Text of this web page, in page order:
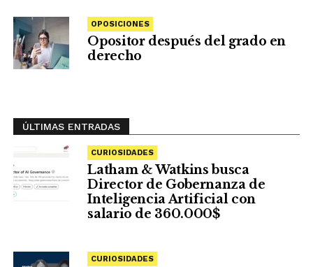
OPOSICIONES
Opositor después del grado en
derecho
ÚLTIMAS ENTRADAS
CURIOSIDADES
Latham & Watkins busca
Director de Gobernanza de
Inteligencia Artificial con
salario de 360.000$
CURIOSIDADES